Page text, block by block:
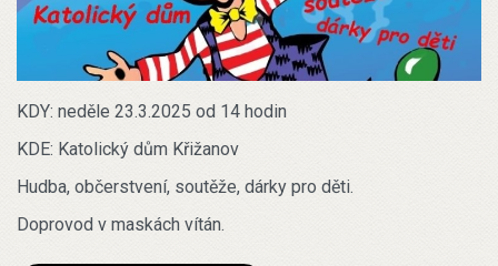
KDY: neděle 23.3.2025 od 14 hodin
KDE: Katolický dům Křižanov
Hudba, občerstvení, soutěže, dárky pro děti.
Doprovod v maskách vítán.